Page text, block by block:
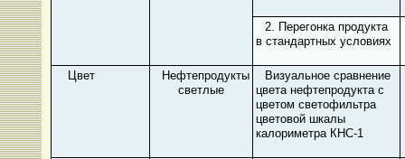
2. Перегонка продукта
в стандартных условиях
Цвет
Нефтепродукты
светлые
Визуальное сравнение
цвета нефтепродукта с
цветом светофильтра
цветовой шкалы
калориметра КНС-1